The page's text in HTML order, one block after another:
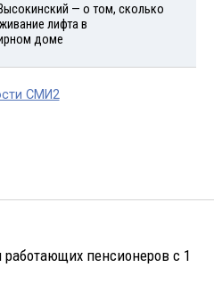
— о том, сколько
лифта в
доме
СМИ2
пенсионеров с 1